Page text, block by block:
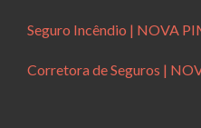
Seguro Incêndio | NOVA
Corretora de Seguros |